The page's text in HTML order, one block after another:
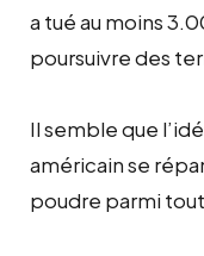
a tué au moins
poursuivre des
Il semble que
américain se
poudre parmi